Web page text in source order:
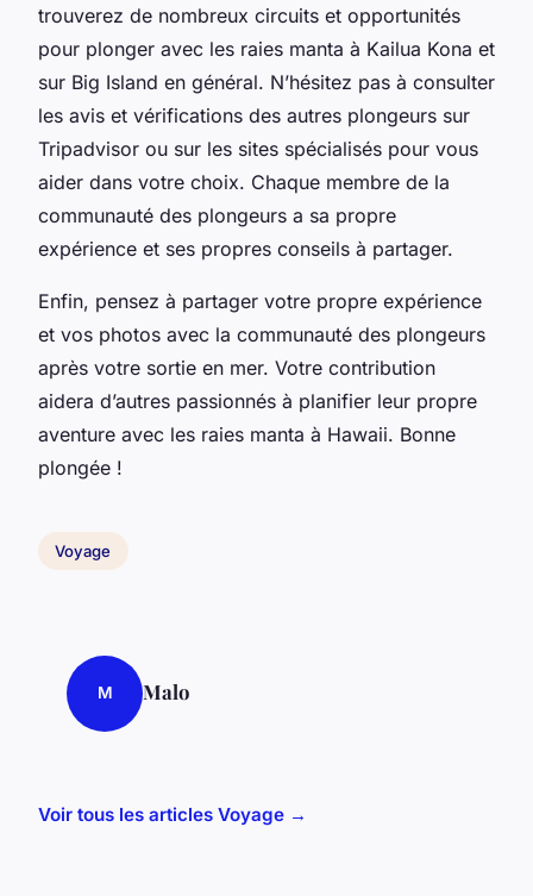
trouverez de nombreux circuits et opportunités
pour plonger avec les raies manta à Kailua Kona et
sur Big Island en général. N’hésitez pas à consulter
les avis et vérifications des autres plongeurs sur
Tripadvisor ou sur les sites spécialisés pour vous
aider dans votre choix. Chaque membre de la
communauté des plongeurs a sa propre
expérience et ses propres conseils à partager.
Enfin, pensez à partager votre propre expérience
et vos photos avec la communauté des plongeurs
après votre sortie en mer. Votre contribution
aidera d’autres passionnés à planifier leur propre
aventure avec les raies manta à Hawaii. Bonne
plongée !
Voyage
M Malo
Voir tous les articles Voyage →